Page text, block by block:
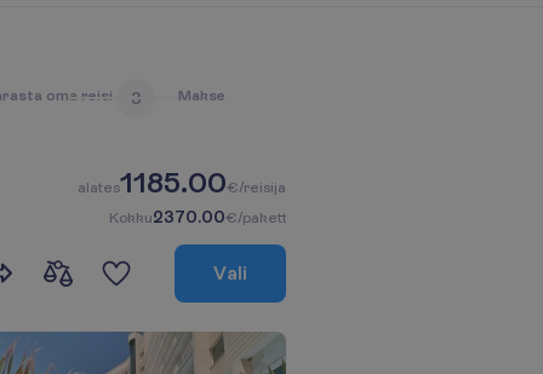
rasta oma reisi 3 Makse
alates1185.00€/reisija
Kokku2370.00€/pakett
Vali